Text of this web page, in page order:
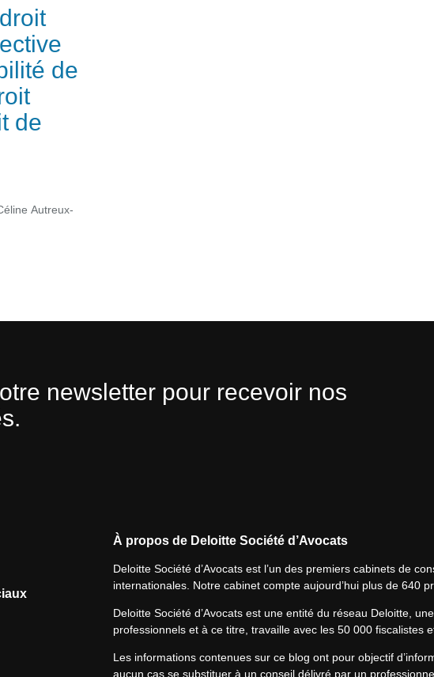
de
de
Autreux-
newsletter pour recevoir nos
À propos de Deloitte Société d’Avocats
Deloitte Société d’Avocats est l’un des premiers cabinets de
internationales. Notre cabinet compte aujourd’hui plus de 640
Deloitte Société d’Avocats est une entité du réseau Deloitte,
professionnels et à ce titre, travaille avec les 50 000 fiscalistes
Les informations contenues sur ce blog ont pour objectif
aucun cas se substituer à un conseil délivré par un